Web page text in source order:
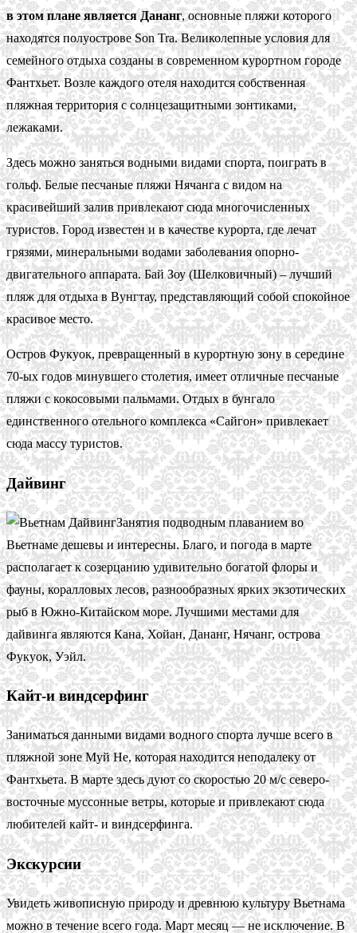
в этом плане является Дананг, основные пляжи которого
находятся полуострове Son Tra. Великолепные условия для
семейного отдыха созданы в современном курортном городе
Фантхьет. Возле каждого отеля находится собственная
пляжная территория с солнцезащитными зонтиками,
лежаками.
Здесь можно заняться водными видами спорта, поиграть в
гольф. Белые песчаные пляжи Нячанга с видом на
красивейший залив привлекают сюда многочисленных
туристов. Город известен и в качестве курорта, где лечат
грязями, минеральными водами заболевания опорно-
двигательного аппарата. Бай Зоу (Шелковичный) – лучший
пляж для отдыха в Вунгтау, представляющий собой спокойное
красивое место.
Остров Фукуок, превращенный в курортную зону в середине
70-ых годов минувшего столетия, имеет отличные песчаные
пляжи с кокосовыми пальмами. Отдых в бунгало
единственного отельного комплекса «Сайгон» привлекает
сюда массу туристов.
Дайвинг
Занятия подводным плаванием во
Вьетнаме дешевы и интересны. Благо, и погода в марте
располагает к созерцанию удивительно богатой флоры и
фауны, коралловых лесов, разнообразных ярких экзотических
рыб в Южно-Китайском море. Лучшими местами для
дайвинга являются Кана, Хойан, Дананг, Нячанг, острова
Фукуок, Уэйл.
Кайт-и виндсерфинг
Заниматься данными видами водного спорта лучше всего в
пляжной зоне Муй Не, которая находится неподалеку от
Фантхьета. В марте здесь дуют со скоростью 20 м/с северо-
восточные муссонные ветры, которые и привлекают сюда
любителей кайт- и виндсерфинга.
Экскурсии
Увидеть живописную природу и древнюю культуру Вьетнама
можно в течение всего года. Март месяц — не исключение. В